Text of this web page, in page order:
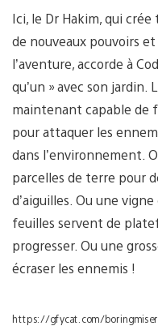
Ici, le Dr Hakim, qui
de nouveaux pouvoirs
l’aventure, accorde à
qu’un » avec son
maintenant capable de
pour attaquer les
dans l’environnement.
parcelles de terre pour
d’aiguilles. Ou une
feuilles servent de
progresser. Ou une
écraser les ennemis !
https://gfycat.com/